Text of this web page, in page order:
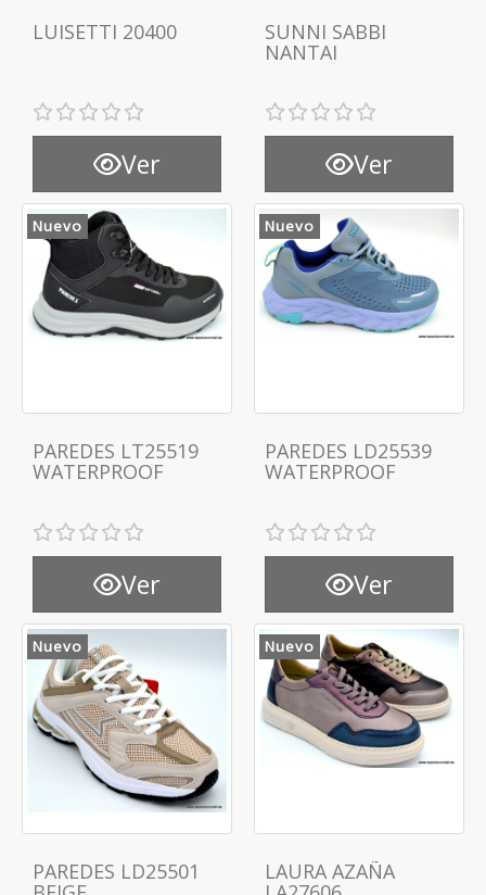
LUISETTI 20400
Ver
SUNNI SABBI
NANTAI
Ver
Nuevo
PAREDES LT25519
WATERPROOF
Ver
Nuevo
PAREDES LD25539
WATERPROOF
Ver
Nuevo
PAREDES LD25501
Nuevo
LAURA AZAÑA